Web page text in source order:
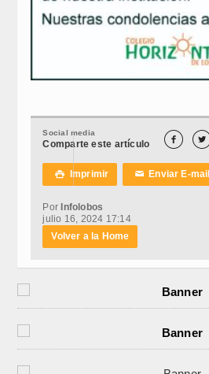
Social media
Comparte este artículo  
 Imprimir ✉Enviar E-mail
Por Infolobos
julio 16, 2024 17:14
Volver a la Home